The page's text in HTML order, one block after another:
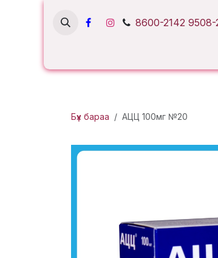
8600-2142 9508-
Бүх бараа АЦЦ 100мг №20